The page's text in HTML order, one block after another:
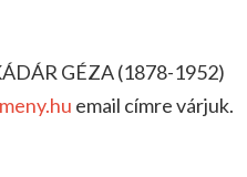
GÉZA (1878-1952)
email címre várjuk.